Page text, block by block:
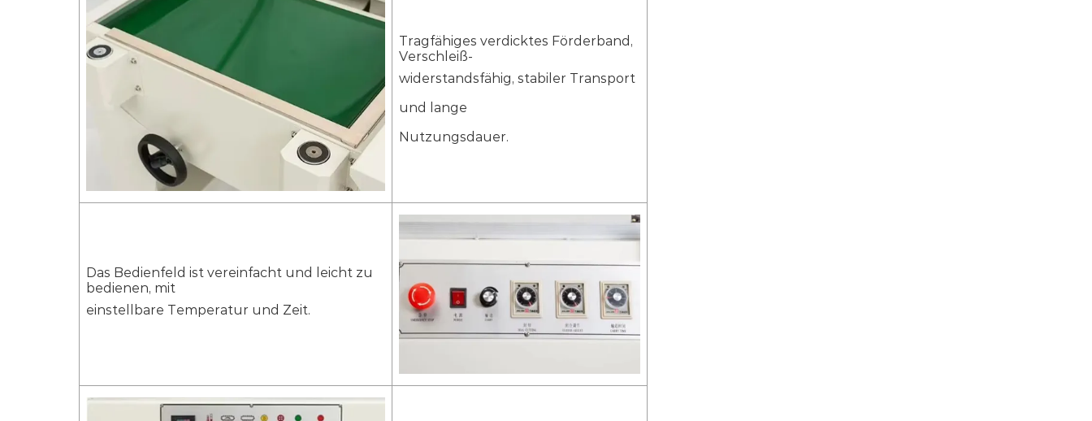
Tragfähiges verdicktes Förderband,
Verschleiß-
widerstandsfähig, stabiler Transport
und lange
Nutzungsdauer.
Das Bedienfeld ist vereinfacht und leicht zu
bedienen, mit
einstellbare Temperatur und Zeit.